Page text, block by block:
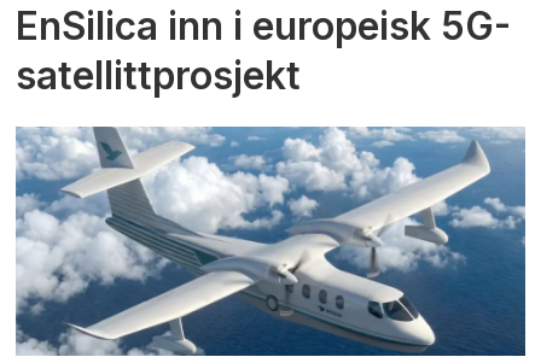
EnSilica inn i europeisk 5G-
satellittprosjekt